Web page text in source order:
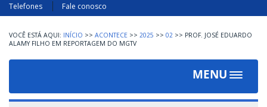
Telefones Fale conosco
INÍCIO >> ACONTECE >> 2025 >> 02 >> PROF. JOSÉ EDUARDO
ALAMY FILHO EM REPORTAGEM DO MGTV
MENU
Toggle